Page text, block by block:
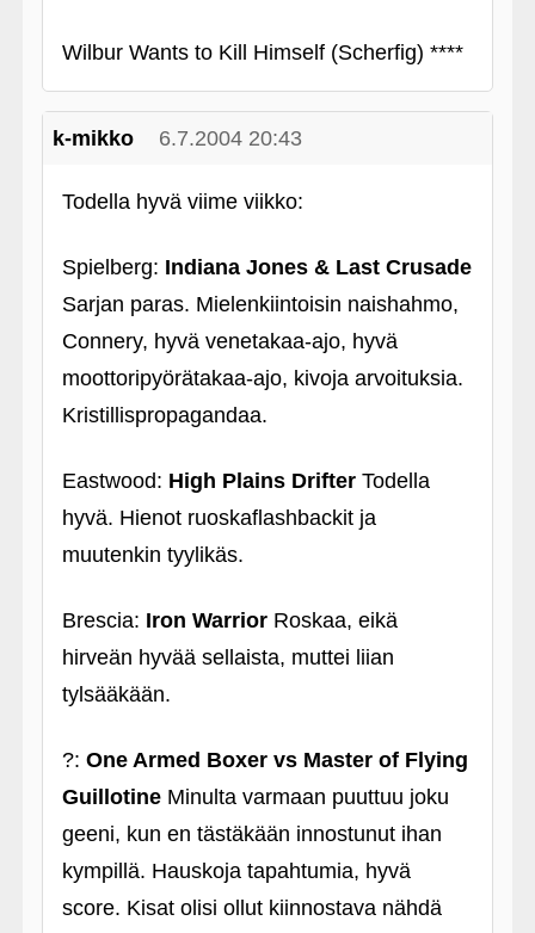
Wilbur Wants to Kill Himself (Scherfig) ****
k-mikko 6.7.2004 20:43
Todella hyvä viime viikko:
Spielberg: Indiana Jones & Last Crusade
Sarjan paras. Mielenkiintoisin naishahmo,
Connery, hyvä venetakaa-ajo, hyvä
moottoripyörätakaa-ajo, kivoja arvoituksia.
Kristillispropagandaa.
Eastwood: High Plains DrifterTodella
hyvä. Hienot ruoskaflashbackit ja
muutenkin tyylikäs.
Brescia: Iron WarriorRoskaa, eikä
hirveän hyvää sellaista, muttei liian
tylsääkään.
?: One Armed Boxer vs Master of Flying
GuillotineMinulta varmaan puuttuu joku
geeni, kun en tästäkään innostunut ihan
kympillä. Hauskoja tapahtumia, hyvä
score. Kisat olisi ollut kiinnostava nähdä